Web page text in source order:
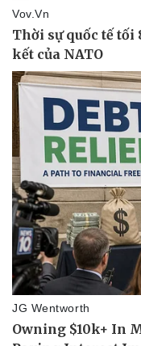
Pháp luật
Vụ án
Tin nóng
Tư vấn luật